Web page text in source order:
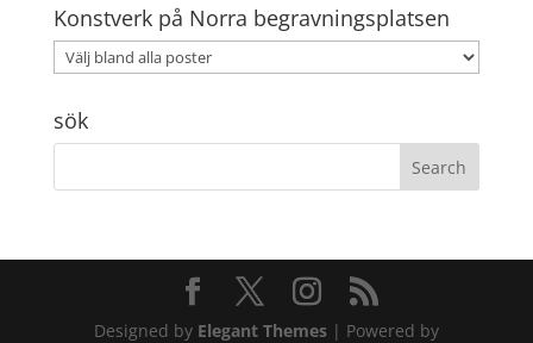
Konstverk på Norra begravningsplatsen
sök
Designed by Elegant Themes| Powered by